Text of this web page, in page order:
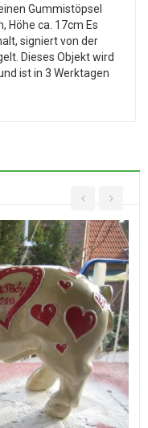
Gummistöpsel
Höhe ca. 17cm Es
signiert von der
Dieses Objekt wird
ist in 3 Werktagen